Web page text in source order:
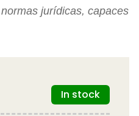
jurídicas, capaces
In stock